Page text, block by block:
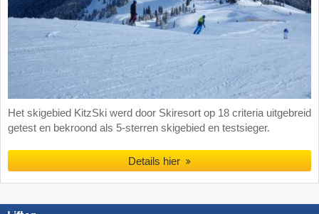
Het skigebied KitzSki werd door Skiresort op 18 criteria uitgebreid
getest en bekroond als 5-sterren skigebied en testsieger.
Details hier